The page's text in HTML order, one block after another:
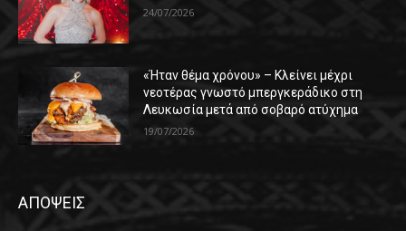
24/07/2026
«Ήταν θέμα χρόνου» – Κλείνει μέχρι
νεοτέρας γνωστό μπεργκεράδικο στη
Λευκωσία μετά από σοβαρό ατύχημα
19/07/2026
ΑΠΟΨΕΙΣ